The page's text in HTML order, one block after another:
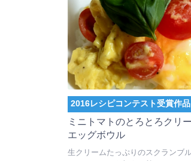
2016レシピコンテスト受賞作品
ミニトマトのとろとろクリ
エッグボウル
生クリームたっぷりのスクランブ